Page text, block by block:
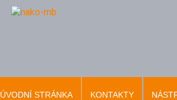
ÚVODNÍ STRÁNKA KONTAKTY